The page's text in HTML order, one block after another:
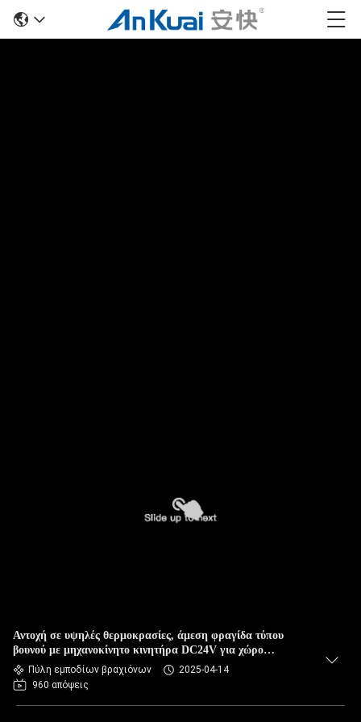
Αντοχή σε υψηλές θερμοκρασίες, άμεση φραγίδα τύπου
βουνού με μηχανοκίνητο κινητήρα DC24V για χώρο
στάθμευσης
Πύλη εμποδίων βραχιόνων
2025-04-14
960 απόψεις